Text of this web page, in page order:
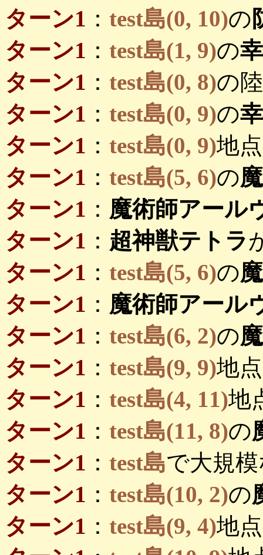
ターン1 ： test島(0, 10)の
ターン1 ： test島(1, 9)の
ターン1 ： test島(0, 8)の
ターン1 ： test島(0, 9)の
ターン1 ： test島(0, 9)地
ターン1 ： test島(5, 6)の
ターン1 ： 魔術師アール
ターン1 ： 超神獣テトラ
ターン1 ： test島(5, 6)の
ターン1 ： 魔術師アール
ターン1 ： test島(6, 2)の
ターン1 ： test島(9, 9)地
ターン1 ： test島(4, 11)地
ターン1 ： test島(11, 8)の
ターン1 ： test島で大規
ターン1 ： test島(10, 2)の
ターン1 ： test島(9, 4)地